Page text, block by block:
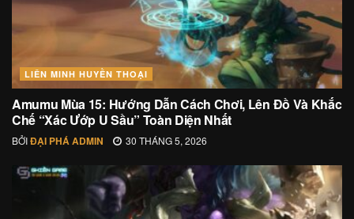
LIÊN MINH HUYỀN THOẠI
Amumu Mùa 15: Hướng Dẫn Cách Chơi, Lên Đồ Và Khắc
Chế “Xác Ướp U Sầu” Toàn Diện Nhất
BỞIĐẠI PHÁ ADMIN 30 THÁNG 5, 2026